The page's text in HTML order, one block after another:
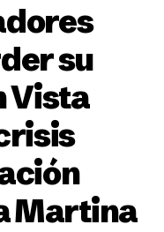
su
Vista
Martina